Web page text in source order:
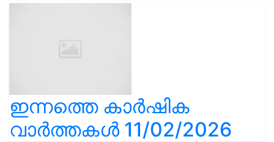
ഇന്നത്തെ കാർഷിക
വാർത്തകൾ 11/02/2026